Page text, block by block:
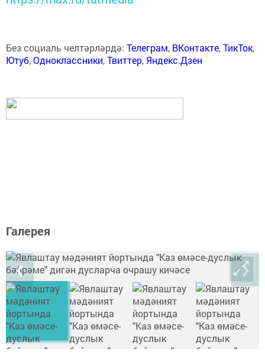
Без социаль челтәрләрдә: Телеграм, ВКонтакте,ТикТок,
Ютуб,Одноклассники,Твиттер, Яндекс.Дзен
Галерея
❮ ❯